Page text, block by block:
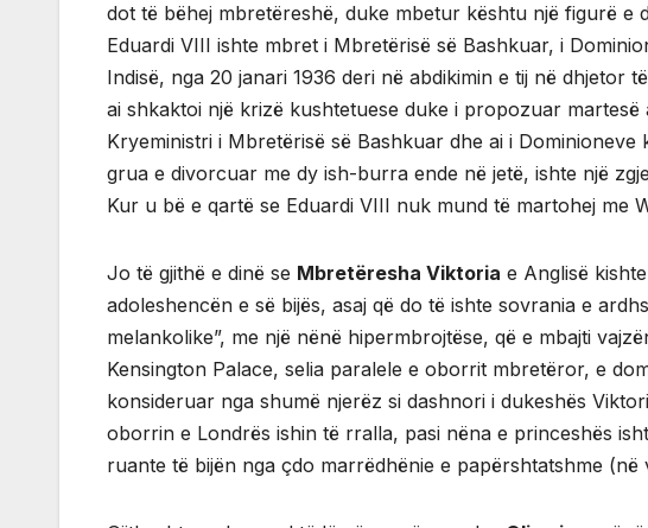
dot të bëhej mbretëreshë, duke mbetur kështu një figurë e
Eduardi VIII ishte mbret i Mbretërisë së Bashkuar, i
Indisë, nga 20 janari 1936 deri në abdikimin e tij në dhjetor
ai shkaktoi një krizë kushtetuese duke i propozuar
Kryeministri i Mbretërisë së Bashkuar dhe ai i
grua e divorcuar me dy ish-burra ende në jetë, ishte një
Kur u bë e qartë se Eduardi VIII nuk mund të martohej me
Jo të gjithë e dinë se Mbretëresha Viktoria e Anglisë
adoleshencën e së bijës, asaj që do të ishte sovrania e
melankolike”, me një nënë hipermbrojtëse, që e mbajti
Kensington Palace, selia paralele e oborrit mbretëror, e
konsideruar nga shumë njerëz si dashnori i dukeshës
oborrin e Londrës ishin të rralla, pasi nëna e princeshës
ruante të bijën nga çdo marrëdhënie e papërshtatshme